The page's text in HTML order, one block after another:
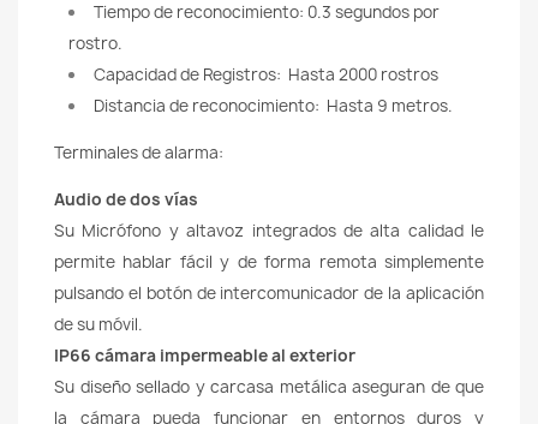
Tiempo de reconocimiento: 0.3 segundos por
rostro.
Capacidad de Registros: Hasta 2000 rostros
Distancia de reconocimiento: Hasta 9 metros.
Terminales de alarma:
Audio de dos vías
Su Micrófono y altavoz integrados de alta calidad le
permite hablar fácil y de forma remota simplemente
pulsando el botón de intercomunicador de la aplicación
de su móvil.
IP66 cámara impermeable al exterior
Su diseño sellado y carcasa metálica aseguran de que
la cámara pueda funcionar en entornos duros y